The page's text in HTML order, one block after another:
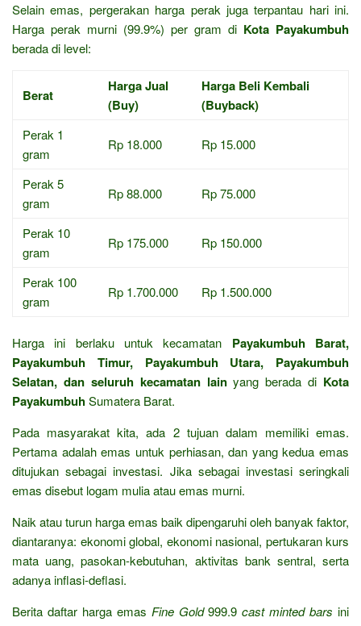
Selain emas, pergerakan harga perak juga terpantau hari ini.
Harga perak murni (99.9%) per gram di Kota Payakumbuh
berada di level:
Berat
Harga Jual
(Buy)
Harga Beli Kembali
(Buyback)
Perak 1
gram
Rp 18.000 Rp 15.000
Perak 5
gram
Rp 88.000 Rp 75.000
Perak 10
gram
Rp 175.000 Rp 150.000
Perak 100
gram
Rp 1.700.000 Rp 1.500.000
Harga ini berlaku untuk kecamatan Payakumbuh Barat,
Payakumbuh Timur, Payakumbuh Utara, Payakumbuh
Selatan, dan seluruh kecamatan lainyang berada di Kota
PayakumbuhSumatera Barat.
Pada masyarakat kita, ada 2 tujuan dalam memiliki emas.
Pertama adalah emas untuk perhiasan, dan yang kedua emas
ditujukan sebagai investasi. Jika sebagai investasi seringkali
emas disebut logam mulia atau emas murni.
Naik atau turun harga emas baik dipengaruhi oleh banyak faktor,
diantaranya: ekonomi global, ekonomi nasional, pertukaran kurs
mata uang, pasokan-kebutuhan, aktivitas bank sentral, serta
adanya inflasi-deflasi.
Berita daftar harga emas Fine Gold999.9cast minted barsini